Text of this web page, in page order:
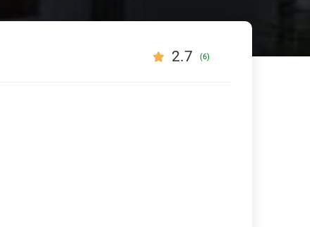
2.7 (6)